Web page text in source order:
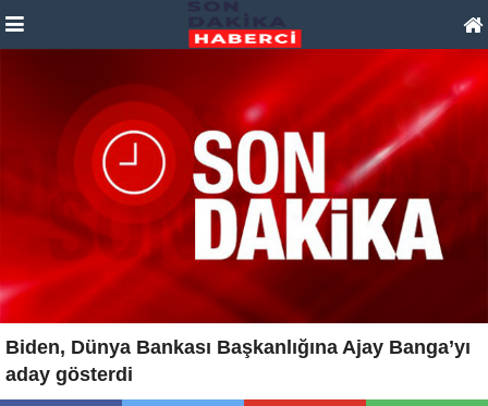
Biden, Dünya Bankası Başkanlığına Ajay Banga’yı
aday gösterdi